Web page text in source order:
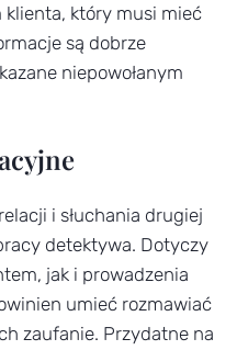
który musi mieć
są dobrze
niepowołanym
i słuchania drugiej
detektywa. Dotyczy
jak i prowadzenia
umieć rozmawiać
zaufanie. Przydatne na